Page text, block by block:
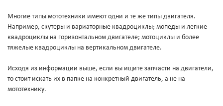
Многие типы мототехники имеют одни и те же типы двигателя.
Например, скутеры и вариаторные квадроциклы; мопеды и легкие
квадроциклы на горизонтальном двигателе; мотоциклы и более
тяжелые квадроциклы на вертикальном двигателе.
Исходя из информации выше, если вы ищите запчасти на двигатели,
то стоит искать их в папке на конкретный двигатель, а не на
мототехнику.